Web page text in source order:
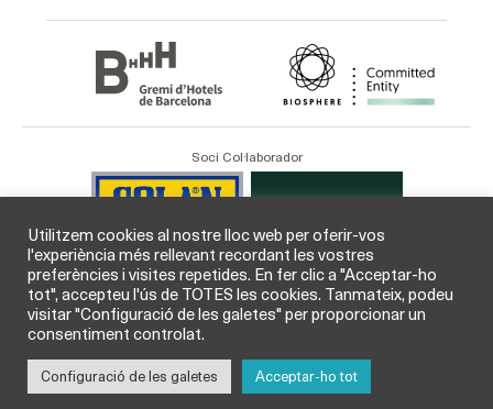
Soci Col·laborador
Utilitzem cookies al nostre lloc web per oferir-vos
l'experiència més rellevant recordant les vostres
preferències i visites repetides. En fer clic a "Acceptar-ho
tot", accepteu l'ús de TOTES les cookies. Tanmateix, podeu
visitar "Configuració de les galetes" per proporcionar un
consentiment controlat.
Configuració de les galetes Acceptar-ho tot